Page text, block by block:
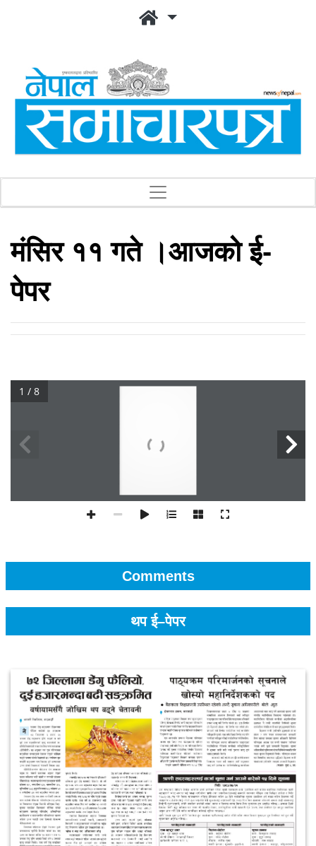
मंसिर ११ गते ।आजको ई-
पेपर
1 / 8
Comments
थप ई–पेपर